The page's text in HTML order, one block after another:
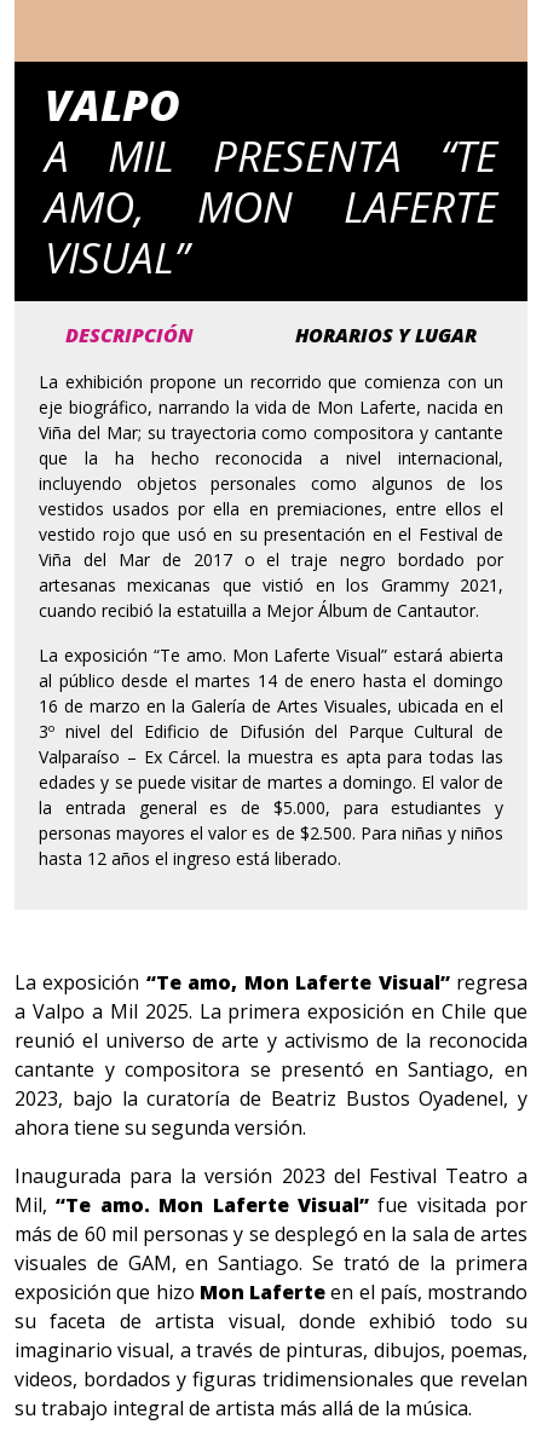
VALPO
A MIL PRESENTA “TE
AMO, MON LAFERTE
VISUAL”
DESCRIPCIÓN HORARIOS Y LUGAR
La exhibición propone un recorrido que comienza con un
eje biográfico, narrando la vida de Mon Laferte, nacida en
Viña del Mar; su trayectoria como compositora y cantante
que la ha hecho reconocida a nivel internacional,
incluyendo objetos personales como algunos de los
vestidos usados por ella en premiaciones, entre ellos el
vestido rojo que usó en su presentación en el Festival de
Viña del Mar de 2017 o el traje negro bordado por
artesanas mexicanas que vistió en los Grammy 2021,
cuando recibió la estatuilla a Mejor Álbum de Cantautor.
La exposición “Te amo. Mon Laferte Visual” estará abierta
al público desde el martes 14 de enero hasta el domingo
16 de marzo en la Galería de Artes Visuales, ubicada en el
3º nivel del Edificio de Difusión del Parque Cultural de
Valparaíso – Ex Cárcel. la muestra es apta para todas las
edades y se puede visitar de martes a domingo. El valor de
la entrada general es de $5.000, para estudiantes y
personas mayores el valor es de $2.500. Para niñas y niños
hasta 12 años el ingreso está liberado.
La exposición “Te amo, Mon Laferte Visual”regresa
a Valpo a Mil 2025. La primera exposición en Chile que
reunió el universo de arte y activismo de la reconocida
cantante y compositora se presentó en Santiago, en
2023, bajo la curatoría de Beatriz Bustos Oyadenel, y
ahora tiene su segunda versión.
Inaugurada para la versión 2023 del Festival Teatro a
Mil,“Te amo. Mon Laferte Visual”fue visitada por
más de 60 mil personas y se desplegó en la sala de artes
visuales de GAM, en Santiago. Se trató de la primera
exposición que hizo Mon Laferteen el país, mostrando
su faceta de artista visual, donde exhibió todo su
imaginario visual, a través de pinturas, dibujos, poemas,
videos, bordados y figuras tridimensionales que revelan
su trabajo integral de artista más allá de la música.